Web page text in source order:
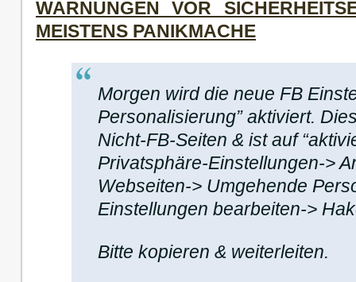
WARNUNGEN VOR
MEISTENS PANIKMACHE
Morgen wird die neue FB
Personalisierung” aktiviert.
Nicht-FB-Seiten & ist auf
Privatsphäre-Einstellungen->
Webseiten-> Umgehende
Einstellungen bearbeiten->
Bitte kopieren & weiterleiten.